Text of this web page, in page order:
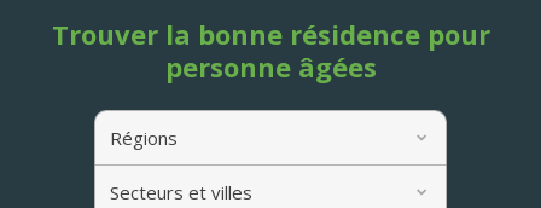
Régions
Secteurs et villes
Trouver la bonne résidence pour
personne âgées